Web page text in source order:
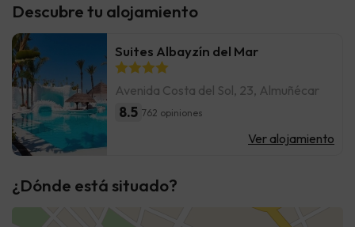
Descubre tu alojamiento
Suites Albayzín del Mar
Avenida Costa del Sol, 23, Almuñécar
8.5 762 opiniones
Ver alojamiento
¿Dónde está situado?